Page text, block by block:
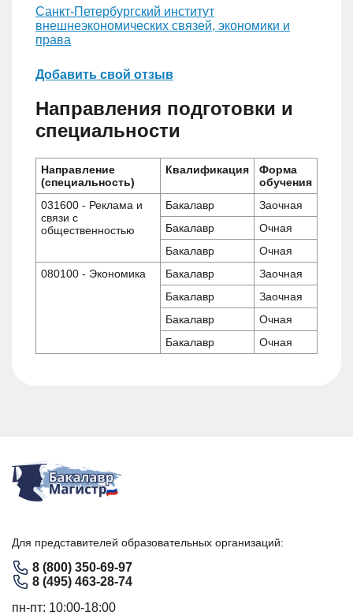
Санкт-Петербургский институт
внешнеэкономических связей, экономики и
права
Добавить свой отзыв
Направления подготовки и
специальности
Направление
(специальность)
Квалификация
Форма
обучения
031600 - Реклама и
связи с
общественностью
Бакалавр
Заочная
Бакалавр
Очная
Бакалавр
Очная
080100 - Экономика
Бакалавр
Заочная
Бакалавр
Заочная
Бакалавр
Очная
Бакалавр
Очная
Для представителей образовательных организаций:
8 (800) 350-69-97
8 (495) 463-28-74
пн-пт: 10:00-18:00